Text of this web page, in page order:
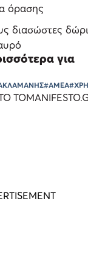
όρασης
διασώστες
για
#ΑΜΕΑ